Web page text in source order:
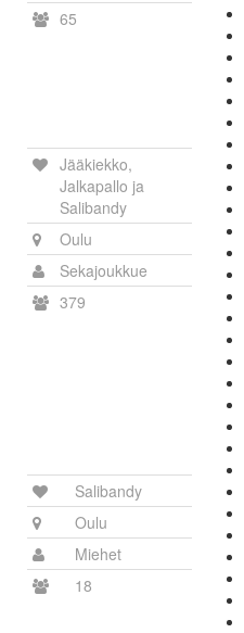
65
Jääkiekko,
Jalkapallo ja
Salibandy
Oulu
Sekajoukkue
379
Salibandy
Oulu
Miehet
18